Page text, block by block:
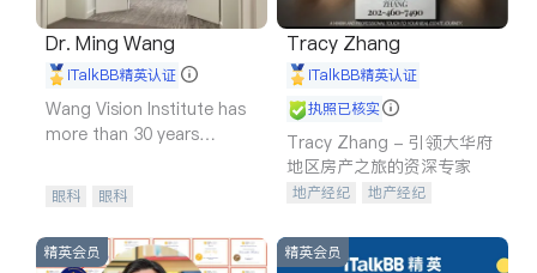
Dr. Ming Wang
iTalkBB精英认证
Wang Vision Institute has
more than 30 years
眼科 眼科
Tracy Zhang
iTalkBB精英认证
执照已核实
Tracy Zhang - 引领大华府
地区房产之旅的资深专家
地产经纪
地产经纪
商铺租售
精英会员 精英会员